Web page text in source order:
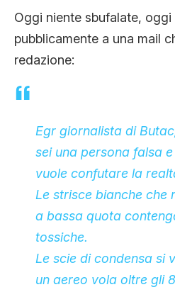
CLIMA ED ENERGIA
CONTATTI
CHI SIAMO
Oggi niente sbufalate, oggi
pubblicamente a una mail
redazione:
Egr giornalista di
sei una persona falsa
vuole confutare la
Le strisce bianche che
a bassa quota
tossiche.
Le scie di condensa si
un aereo vola oltre gli